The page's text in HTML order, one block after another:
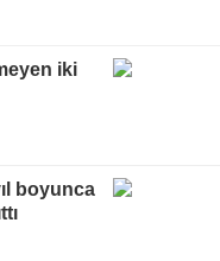
iki
boyunca